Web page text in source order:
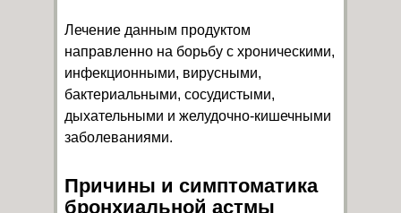
Лечение данным продуктом
направленно на борьбу с хроническими,
инфекционными, вирусными,
бактериальными, сосудистыми,
дыхательными и желудочно-кишечными
заболеваниями.
Причины и симптоматика
бронхиальной астмы